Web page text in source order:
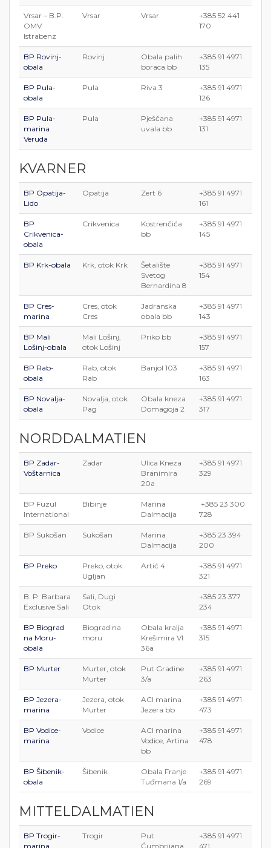
Vrsar – B.P.
OMV
Istrabenz
Vrsar Vrsar
+385 52 441
170
BP Rovinj-
obala
Rovinj
Obala palih
boraca bb
+385 91 4971
135
BP Pula-
obala
Pula Riva 3
+385 91 4971
126
BP Pula-
marina
Veruda
Pula
Pješčana
uvala bb
+385 91 4971
131
KVARNER
BP Opatija-
Lido
Opatija Zert 6
+385 91 4971
161
BP
Crikvenica-
obala
Crikvenica
Kostrenčića
bb
+385 91 4971
145
BP Krk-obala Krk, otok Krk
Šetalište
Svetog
Bernardina 8
+385 91 4971
154
BP Cres-
marina
Cres, otok
Cres
Jadranska
obala bb
+385 91 4971
143
BP Mali
Lošinj-obala
Mali Lošinj,
otok Lošinj
Priko bb
+385 91 4971
157
BP Rab-
obala
Rab, otok
Rab
Banjol 103
+385 91 4971
163
BP Novalja-
obala
Novalja, otok
Pag
Obala kneza
Domagoja 2
+385 91 4971
317
NORDDALMATIEN
BP Zadar-
Voštarnica
Zadar
Ulica Kneza
Branimira
20a
+385 91 4971
329
BP Fuzul
International
Bibinje
Marina
Dalmacija
+385 23 300
728
BP Sukošan Sukošan
Marina
Dalmacija
+385 23 394
200
BP Preko
Preko, otok
Ugljan
Artić 4
+385 91 4971
321
B. P. Barbara
Exclusive Sali
Sali, Dugi
Otok
+385 23 377
234
BP Biograd
na Moru-
obala
Biograd na
moru
Obala kralja
Krešimira VI
36a
+385 91 4971
315
BP Murter
Murter, otok
Murter
Put Gradine
3/a
+385 91 4971
263
BP Jezera-
marina
Jezera, otok
Murter
ACI marina
Jezera bb
+385 91 4971
473
BP Vodice-
marina
Vodice
ACI marina
Vodice, Artina
bb
+385 91 4971
478
BP Šibenik-
obala
Šibenik
Obala Franje
Tuđmana 1/a
+385 91 4971
269
MITTELDALMATIEN
BP Trogir-
marina
Trogir
Put
Ćumbrijana
+385 91 4971
471